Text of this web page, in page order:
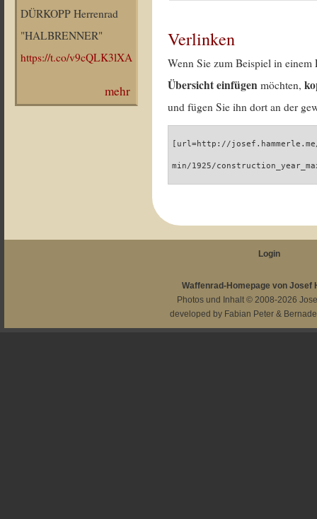
DÜRKOPP Herrenrad
"HALBRENNER"
https://t.co/v9cQLK3lXA
mehr
Verlinken
Wenn Sie zum Beispiel in
Übersicht einfügen möchten,
und fügen Sie ihn dort an der
[url=http://
min/1925/
Login
Waffenrad-Homepage von Josef
Photos und Inhalt © 2008-2026
developed by Fabian Peter &